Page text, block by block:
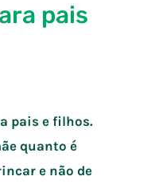
pais
pais e filhos.
quanto é
e não de